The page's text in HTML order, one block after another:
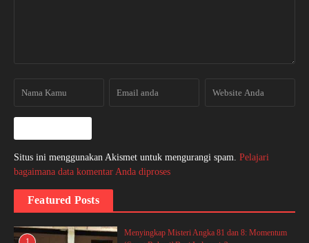
Situs ini menggunakan Akismet untuk mengurangi spam. Pelajari
bagaimana data komentar Anda diproses
Featured Posts
Menyingkap Misteri Angka 81 dan 8: Momentum